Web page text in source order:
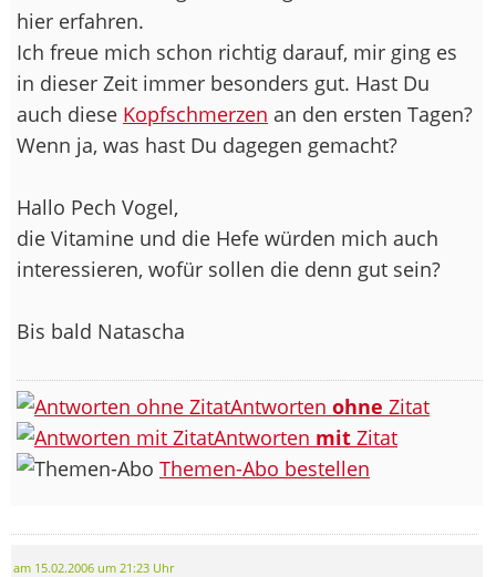
hier erfahren.
Ich freue mich schon richtig darauf, mir ging es
in dieser Zeit immer besonders gut. Hast Du
auch diese Kopfschmerzen an den ersten Tagen?
Wenn ja, was hast Du dagegen gemacht?
Hallo Pech Vogel,
die Vitamine und die Hefe würden mich auch
interessieren, wofür sollen die denn gut sein?
Bis bald Natascha
Antworten ohne Zitat
Antworten mit Zitat
Themen-Abo bestellen
am 15.02.2006 um 21:23 Uhr